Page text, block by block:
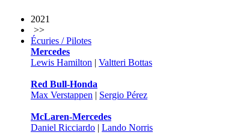
2021
>>
Écuries / Pilotes
Mercedes
Lewis Hamilton | Valtteri Bottas
Red Bull-Honda
Max Verstappen | Sergio Pérez
McLaren-Mercedes
Daniel Ricciardo | Lando Norris